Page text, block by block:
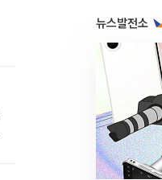
뉴스발전소